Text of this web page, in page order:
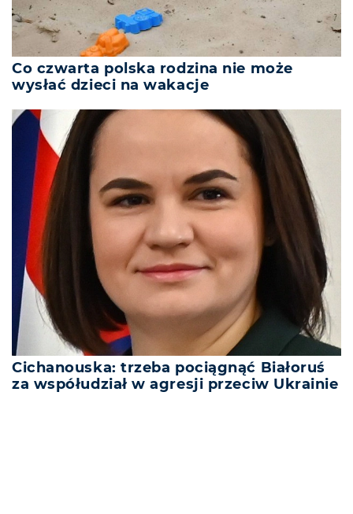
Co czwarta polska rodzina nie może
wysłać dzieci na wakacje
Cichanouska: trzeba pociągnąć Białoruś
za współudział w agresji przeciw Ukrainie